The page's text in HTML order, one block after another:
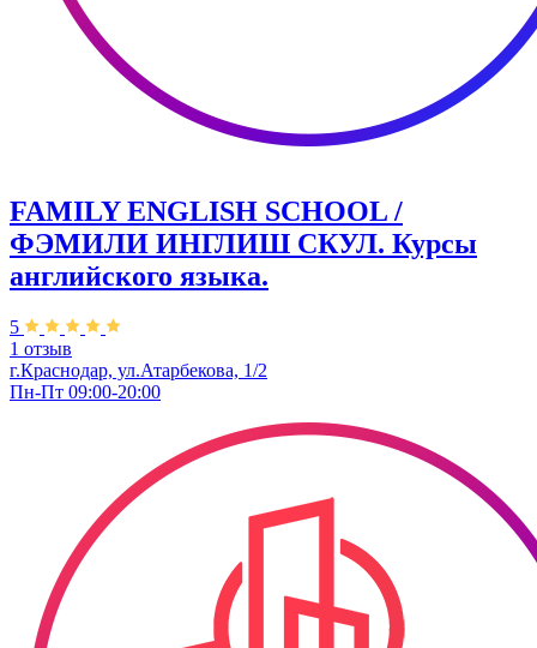
FAMILY ENGLISH SCHOOL /
ФЭМИЛИ ИНГЛИШ СКУЛ. Курсы
английского языка.
5
1 отзыв
г.Краснодар, ул.Атарбекова, 1/2
Пн-Пт 09:00-20:00